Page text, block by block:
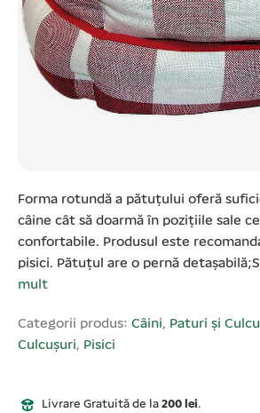
Forma rotundă a pătuțului oferă
câine cât să doarmă în pozițiile sale
confortabile. Produsul este
pisici. Pătuțul are o pernă
mult
Categorii produs: Câini, Paturi și
Culcușuri, Pisici
Livrare Gratuită de la 200 lei.